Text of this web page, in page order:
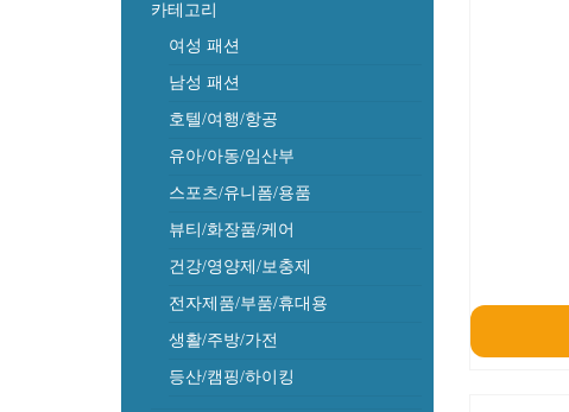
카테고리
여성 패션
남성 패션
호텔/여행/항공
유아/아동/임산부
스포츠/유니폼/용품
뷰티/화장품/케어
건강/영양제/보충제
전자제품/부품/휴대용
생활/주방/가전
등산/캠핑/하이킹